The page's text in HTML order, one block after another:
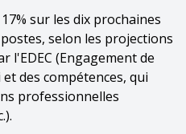
sur les dix prochaines
selon les projections
l'EDEC (Engagement de
des compétences, qui
professionnelles